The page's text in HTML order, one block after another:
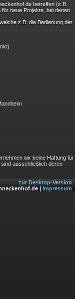
betreffen (z.B.
neue Projekte, bei denen
z.B. die Bedienung der
wir keine Haftung für
ausschließlich deren
zur Desktop-Version
| Impressum